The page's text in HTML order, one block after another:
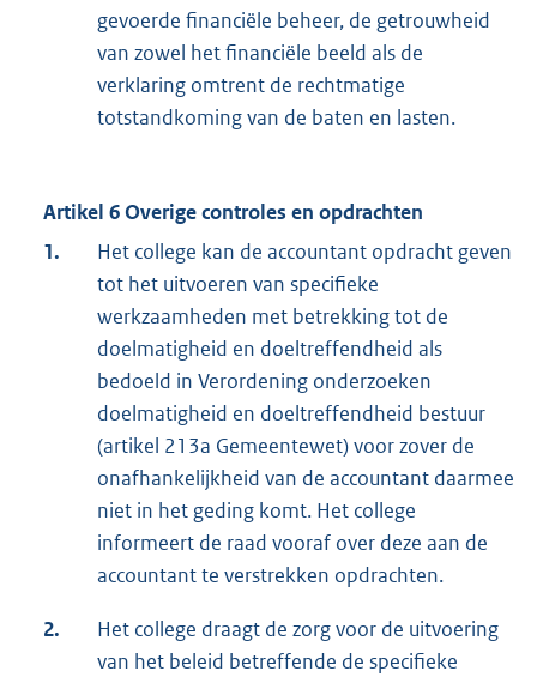
gevoerde financiële beheer, de getrouwheid
van zowel het financiële beeld als de
verklaring omtrent de rechtmatige
totstandkoming van de baten en lasten.
Artikel 6 Overige controles en opdrachten
1.
Het college kan de accountant opdracht geven
tot het uitvoeren van specifieke
werkzaamheden met betrekking tot de
doelmatigheid en doeltreffendheid als
bedoeld in Verordening onderzoeken
doelmatigheid en doeltreffendheid bestuur
(artikel 213a Gemeentewet) voor zover de
onafhankelijkheid van de accountant daarmee
niet in het geding komt. Het college
informeert de raad vooraf over deze aan de
accountant te verstrekken opdrachten.
2.
Het college draagt de zorg voor de uitvoering
van het beleid betreffende de specifieke